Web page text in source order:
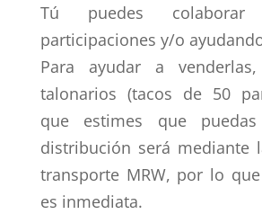
Tú puedes colaborar
participaciones y/o
Para ayudar a
talonarios (tacos de 50
que estimes que
distribución será mediante
transporte MRW, por lo
es inmediata.